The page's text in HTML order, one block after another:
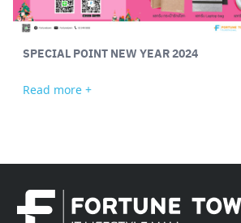
SPECIAL POINT NEW YEAR 2024
Read more +